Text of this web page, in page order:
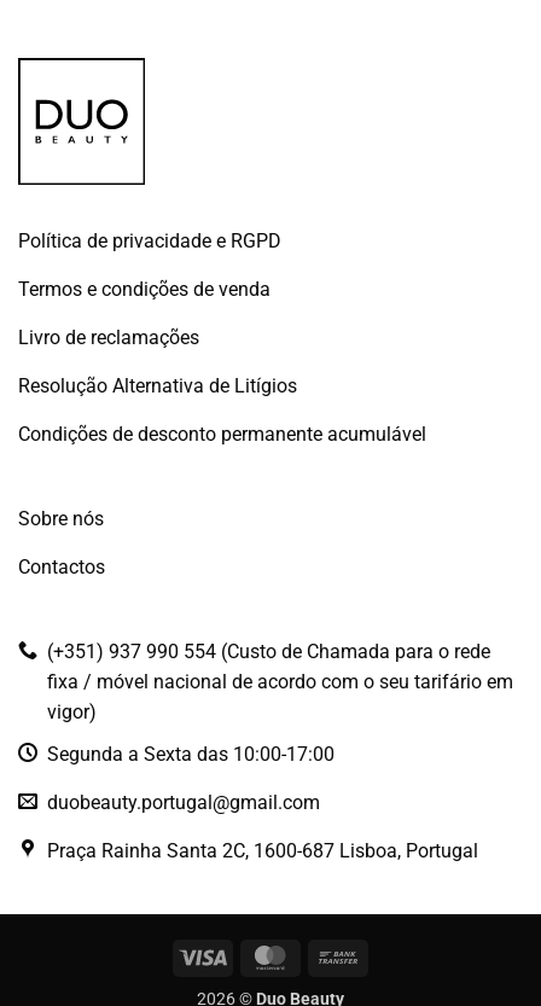
Política de privacidade e RGPD
Termos e condições de venda
Livro de reclamações
Resolução Alternativa de Litígios
Condições de desconto permanente acumulável
Sobre nós
Contactos
(+351) 937 990 554 (Custo de Chamada para o rede
fixa / móvel nacional de acordo com o seu tarifário em
vigor)
Segunda a Sexta das 10:00-17:00
duobeauty.portugal@gmail.com
Praça Rainha Santa 2C, 1600-687 Lisboa, Portugal
Visa MasterCard
2026 © Duo Beauty